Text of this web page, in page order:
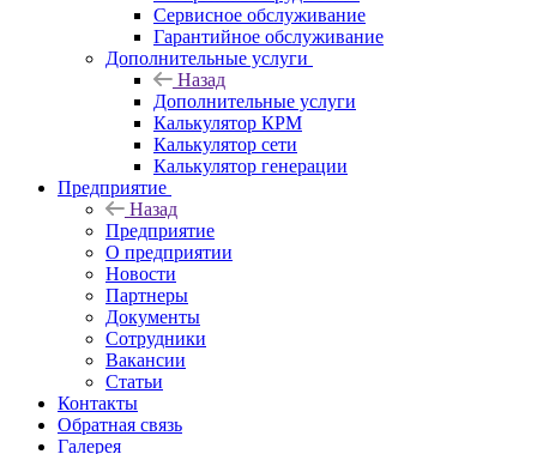
Сервисное обслуживание
Гарантийное обслуживание
Дополнительные услуги
Назад
Дополнительные услуги
Калькулятор КРМ
Калькулятор сети
Калькулятор генерации
Предприятие
Назад
Предприятие
О предприятии
Новости
Партнеры
Документы
Сотрудники
Вакансии
Статьи
Контакты
Обратная связь
Галерея